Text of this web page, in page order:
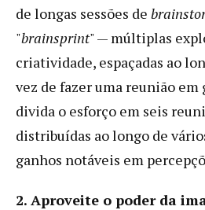
de longas sessões de
"brainsprint" — múltiplas
criatividade, espaçadas ao
vez de fazer uma reunião em
divida o esforço em seis
distribuídas ao longo de
ganhos notáveis em
2. Aproveite o poder da